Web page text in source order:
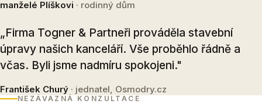
manželé Plíškovi · rodinný dům
„Firma Togner & Partneři prováděla stavební
úpravy našich kanceláří. Vše proběhlo řádně a
včas. Byli jsme nadmíru spokojeni."
František Churý · jednatel, Osmodry.cz
NEZÁVAZNÁ KONZULTACE